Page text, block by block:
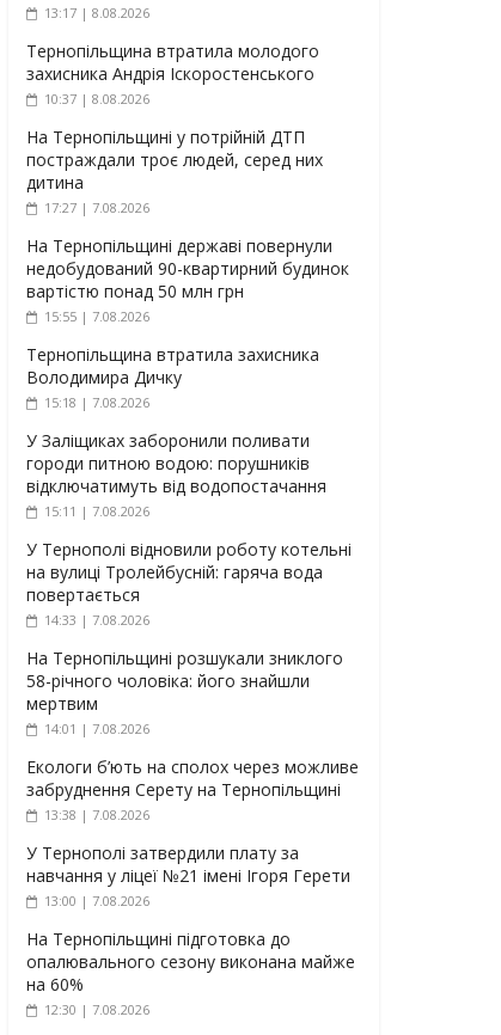
13:17 | 8.08.2026
Тернопільщина втратила молодого
захисника Андрія Іскоростенського
10:37 | 8.08.2026
На Тернопільщині у потрійній ДТП
постраждали троє людей, серед них
дитина
17:27 | 7.08.2026
На Тернопільщині державі повернули
недобудований 90-квартирний будинок
вартістю понад 50 млн грн
15:55 | 7.08.2026
Тернопільщина втратила захисника
Володимира Дичку
15:18 | 7.08.2026
У Заліщиках заборонили поливати
городи питною водою: порушників
відключатимуть від водопостачання
15:11 | 7.08.2026
У Тернополі відновили роботу котельні
на вулиці Тролейбусній: гаряча вода
повертається
14:33 | 7.08.2026
На Тернопільщині розшукали зниклого
58-річного чоловіка: його знайшли
мертвим
14:01 | 7.08.2026
Екологи б’ють на сполох через можливе
забруднення Серету на Тернопільщині
13:38 | 7.08.2026
У Тернополі затвердили плату за
навчання у ліцеї №21 імені Ігоря Герети
13:00 | 7.08.2026
На Тернопільщині підготовка до
опалювального сезону виконана майже
на 60%
12:30 | 7.08.2026